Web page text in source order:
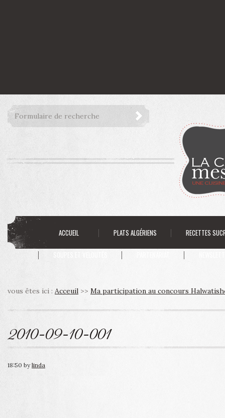
ACCUEIL PLATS ALGÉRIENS RECETTES
vous êtes ici : Acceuil >> Ma participation au concours
2010-09-10-001
18:50 bylinda